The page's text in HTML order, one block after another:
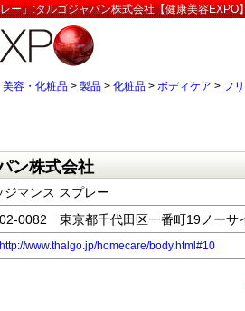
ー」:タルゴジャパン株式会社【健康美容EXPO
美容・化粧品 > 製品 > 化粧品 > ボディケア > フ
ン株式会社
ジマンス スプレー
0082 東京都千代田区一番町19ノーサ
http://www.thalgo.jp/homecare/body.html#10